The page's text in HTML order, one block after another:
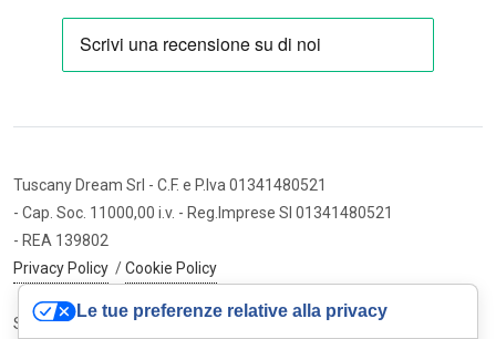
Tuscany Dream Srl - C.F. e P.Iva 01341480521
- Cap. Soc. 11000,00 i.v. - Reg.Imprese SI 01341480521
- REA 139802
Privacy Policy /Cookie Policy
Sito internet ed e-commerce
Le tue preferenze relative alla privacy